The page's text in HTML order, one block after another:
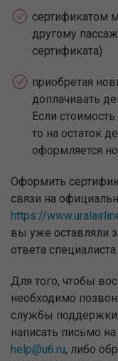
сертификатом
другому
сертификата)
приобретая
доплачивать
Если
то на остаток
оформляется
Оформить
связи на
https://
вы уже оставляли
ответа специалиста.
Для того, чтобы
необходимо
службы поддержки
написать письмо
help@u6.ru, либо